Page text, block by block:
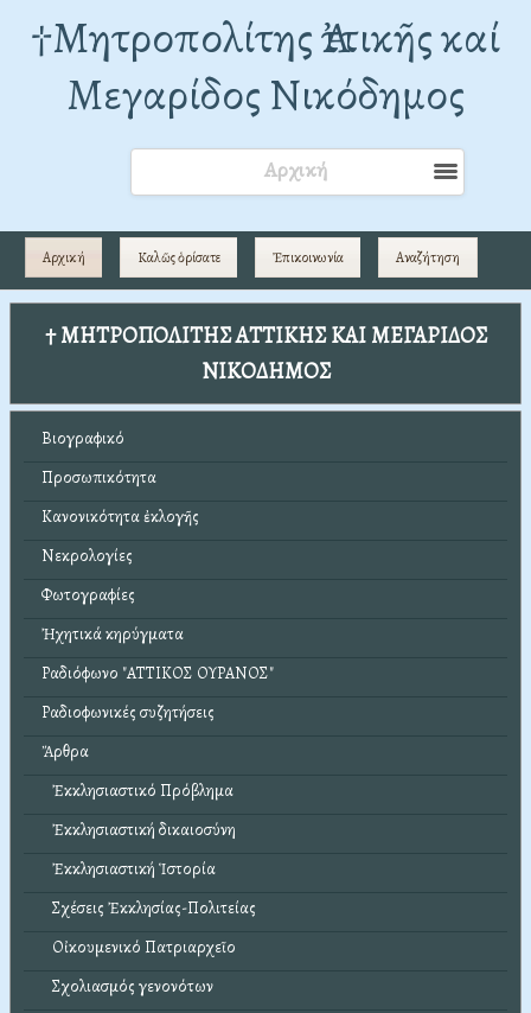
†Mητροπολίτης Ἀττικῆς καί
Μεγαρίδος Νικόδημος
Αρχική
Αρχική Καλῶς ὁρίσατε Ἐπικοινωνία Αναζήτηση
† ΜΗΤΡΟΠΟΛΙΤΗΣ ΑΤΤΙΚΗΣ ΚΑΙ ΜΕΓΑΡΙΔΟΣ
ΝΙΚΟΔΗΜΟΣ
Βιογραφικό
Προσωπικότητα
Κανονικότητα ἐκλογῆς
Νεκρολογίες
Φωτογραφίες
Ἠχητικά κηρύγματα
Ραδιόφωνο "ΑΤΤΙΚΟΣ ΟΥΡΑΝΟΣ"
Ραδιοφωνικές συζητήσεις
Ἄρθρα
Ἐκκλησιαστικό Πρόβλημα
Ἐκκλησιαστική δικαιοσύνη
Ἐκκλησιαστική Ἱστορία
Σχέσεις Ἐκκλησίας-Πολιτείας
Οἰκουμενικό Πατριαρχεῖο
Σχολιασμός γενονότων